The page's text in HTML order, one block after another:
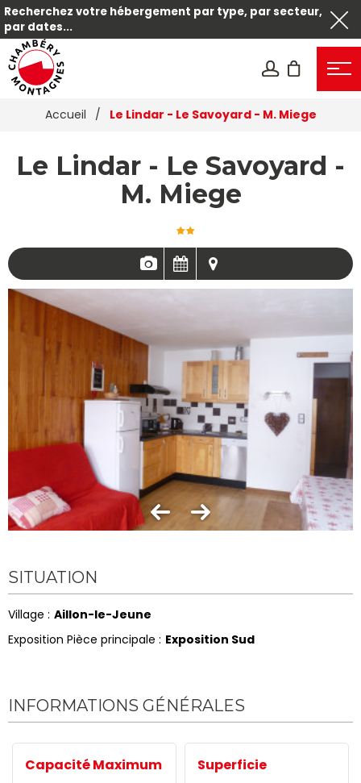
Recherchez votre hébergement par type, par secteur,
par dates...
Accueil / Le Lindar - Le Savoyard - M. Miege
Le Lindar - Le Savoyard -
M. Miege
SITUATION
Village : Aillon-le-Jeune
Exposition Pièce principale : Exposition Sud
INFORMATIONS GÉNÉRALES
Capacité Maximum Superficie